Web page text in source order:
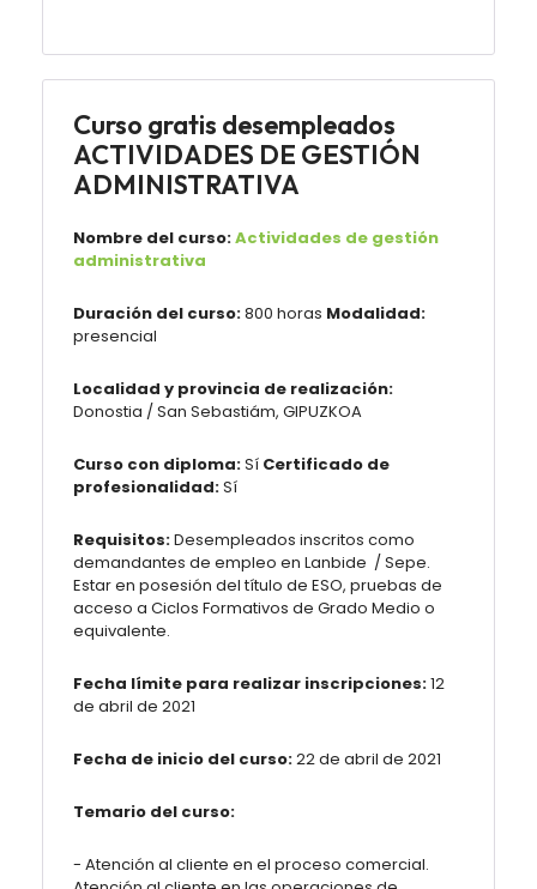
Curso gratis desempleados
ACTIVIDADES DE GESTIÓN
ADMINISTRATIVA
Nombre del curso:Actividades de gestión
administrativa
Duración del curso:800 horas Modalidad:
presencial
Localidad y provincia de realización:
Donostia / San Sebastiám, GIPUZKOA
Curso con diploma:Sí Certificado de
profesionalidad:Sí
Requisitos:Desempleados inscritos como
demandantes de empleo en Lanbide / Sepe.
Estar en posesión del título de ESO, pruebas de
acceso a Ciclos Formativos de Grado Medio o
equivalente.
Fecha límite para realizar inscripciones:12
de abril de 2021
Fecha de inicio del curso:22 de abril de 2021
Temario del curso:
- Atención al cliente en el proceso comercial.